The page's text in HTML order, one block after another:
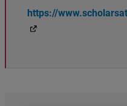
https://